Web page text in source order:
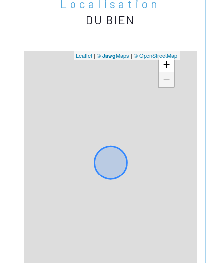
Localisation
DU BIEN
+
−
Leaflet | © JawgMaps | © OpenStreetMap